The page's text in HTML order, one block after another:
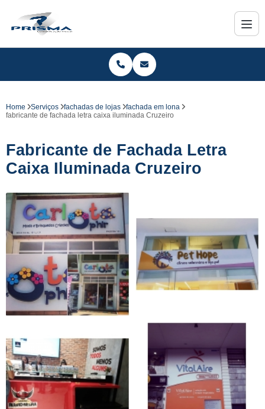
Home Serviços fachadas de lojas
fachada em lona
fabricante de fachada letra caixa iluminada Cruzeiro
Fabricante de Fachada Letra
Caixa Iluminada Cruzeiro